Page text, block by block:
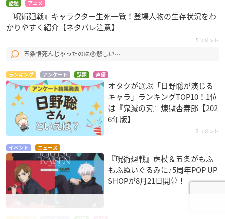
話題 アニメ
『呪術廻戦』キャラクター生死一覧！登場人物の生存状況をわ
かりやすく紹介【ネタバレ注意】
5コメント
五条悟死んじゃったのは😞悲しい⋯
ランキング アンケート 話題 声優
オタクが選ぶ「日野聡が演じる
キャラ」ランキングTOP10！1位
は『鬼滅の刃』煉󠄁獄杏寿郎【202
6年版】
2コメント
イベント ニュース
『呪術廻戦』虎杖＆五条がもふ
もふぬいぐるみに♪5周年POP UP
SHOPが8月21日開幕！